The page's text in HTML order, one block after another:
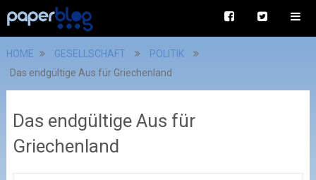
HOME GESELLSCHAFT
POLITIK
Das endgültige Aus für Griechenland
Das endgültige Aus für
Griechenland